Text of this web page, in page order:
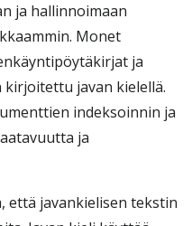
ja hallinnoimaan
Monet
ja
javan kielellä.
indeksoinnin ja
ja
että javankielisen tekstin